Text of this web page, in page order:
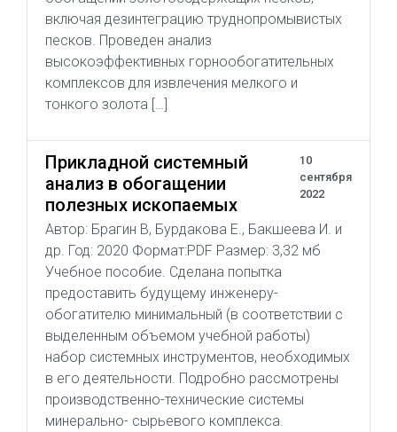
включая дезинтеграцию труднопромывистых
песков. Проведен анализ
высокоэффективных горнообогатительных
комплексов для извлечения мелкого и
тонкого золота […]
Прикладной системный
анализ в обогащении
полезных ископаемых
10
сентября
2022
Автор: Брагин В, Бурдакова Е., Бакшеева И. и
др. Год: 2020 Формат:PDF Размер: 3,32 мб
Учебное пособие. Сделана попытка
предоставить будущему инженеру-
обогатителю минимальный (в соответствии с
выделенным объемом учебной работы)
набор системных инструментов, необходимых
в его деятельности. Подробно рассмотрены
производственно-технические системы
минерально- сырьевого комплекса.